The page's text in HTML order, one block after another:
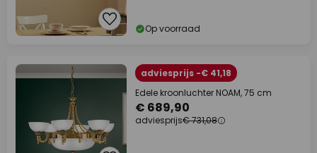
Op voorraad
adviesprijs -€ 41,18
Edele kroonluchter NOAM, 75 cm
€ 689,90
adviesprijs€ 731,08